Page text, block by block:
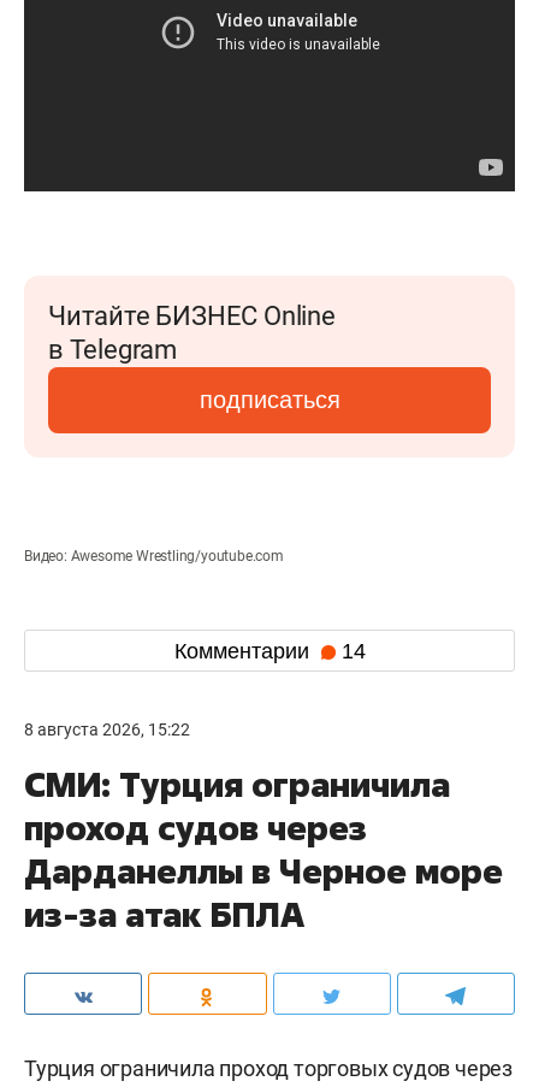
Читайте БИЗНЕС Online
в Telegram
подписаться
Видео: Awesome Wrestling/youtube.com
Комментарии 14
8 августа 2026, 15:22
СМИ: Турция ограничила
проход судов через
Дарданеллы в Черное море
из-за атак БПЛА
Турция ограничила проход торговых судов через